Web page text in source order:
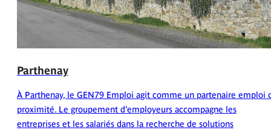
Parthenay
À Parthenay, le GEN79 Emploi agit comme un partenaire emploi
proximité. Le groupement d’employeurs accompagne les
entreprises et les salariés dans la recherche de solutions